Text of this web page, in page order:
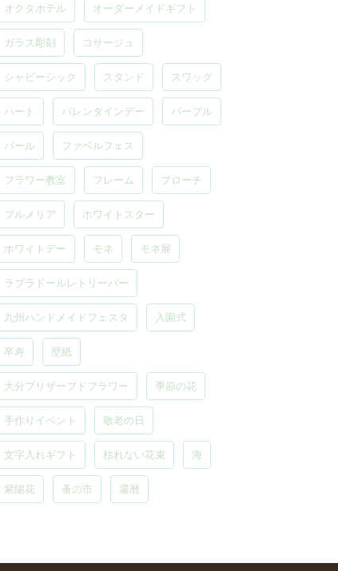
オクタホテル オーダーメイドギフト
ガラス彫刻 コサージュ
シャビーシック スタンド スワッグ
ハート バレンタインデー パープル
パール ファベルフェス
フラワー教室 フレーム ブローチ
プルメリア ホワイトスター
ホワイトデー モネ モネ展
ラブラドールレトリーバー
九州ハンドメイドフェスタ 入園式
卒寿 壁紙
大分プリザーブドフラワー 季節の花
手作りイベント 敬老の日
文字入れギフト 枯れない花束 海
紫陽花 蚤の市 還暦